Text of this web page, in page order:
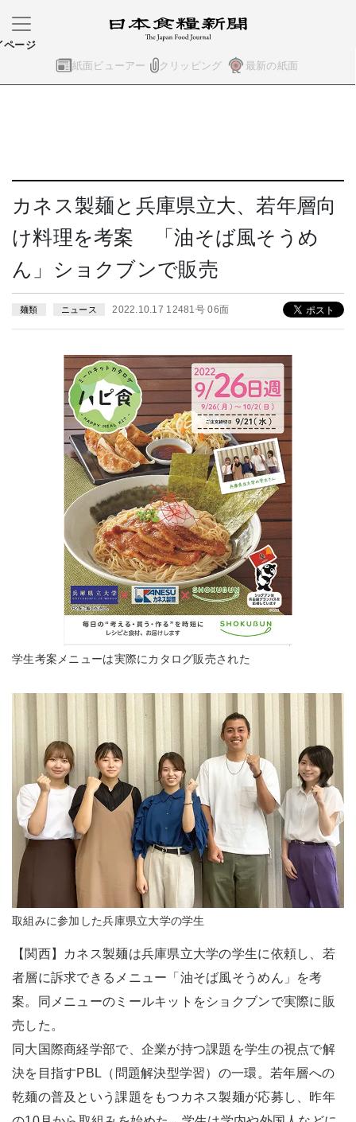
紙面ビューアー クリッピング 最新の紙面
ページ
カネス製麺と兵庫県立大、若年層向
け料理を考案 「油そば風そうめ
ん」ショクブンで販売
麺類 ニュース 2022.10.17 12481号 06面
学生考案メニューは実際にカタログ販売された
取組みに参加した兵庫県立大学の学生
【関西】カネス製麺は兵庫県立大学の学生に依頼し、若
者層に訴求できるメニュー「油そば風そうめん」を考
案。同メニューのミールキットをショクブンで実際に販
売した。
同大国際商経学部で、企業が持つ課題を学生の視点で解
決を目指すPBL（問題解決型学習）の一環。若年層への
乾麺の普及という課題をもつカネス製麺が応募し、昨年